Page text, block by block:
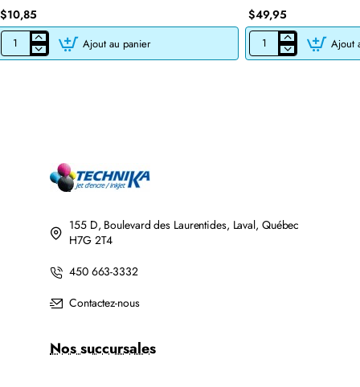
$10,85
CARTOUCHE
JET
Ajout au panier
$49,95
CARTOUCHE
DE
Ajout
155 D, Boulevard des Laurentides, Laval, Québec
H7G 2T4
450 663-3332
Contactez-nous
Nos succursales